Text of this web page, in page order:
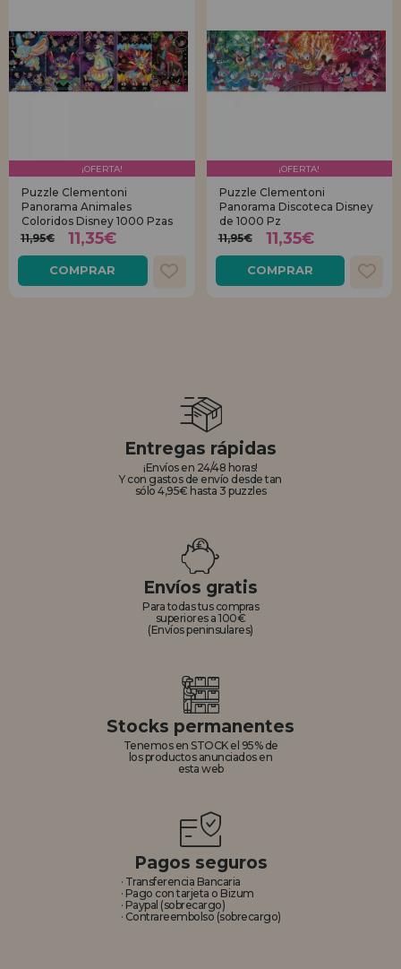
¡OFERTA!
Puzzle Clementoni
Panorama Animales
Coloridos Disney 1000 Pzas
11,95€
11,35€
COMPRAR
¡OFERTA!
Puzzle Clementoni
Panorama Discoteca Disney
de 1000 Pz
11,95€
11,35€
COMPRAR
Entregas rápidas
¡Envíos en 24/48 horas!
Y con gastos de envío desde tan
sólo 4,95€ hasta 3 puzzles
Envíos gratis
Para todas tus compras
superiores a 100€
(Envíos peninsulares)
Stocks permanentes
Tenemos en STOCK el 95% de
los productos anunciados en
esta web
Pagos seguros
· Transferencia Bancaria
· Pago con tarjeta o Bizum
· Paypal (sobrecargo)
· Contrareembolso (sobrecargo)